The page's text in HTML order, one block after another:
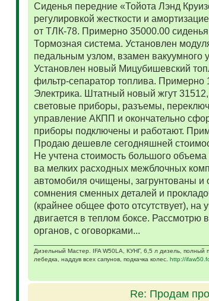
Сиденья передние «Тойота Лэнд
регулировкой жесткости и
от ТЛК-78. Примерно 35000.00
Тормозная система. Установлен
педальным узлом, взамен вакуумного
Установлен новый Мицубишевский
фильтр-сепаратор топлива. Примерно
Электрика. Штатный новый жгут
световые приборы, разъемы,
управление АКПП и окончательно
приборы подключены и работают.
Продаю дешевле сегодняшней
Не учтена стоимость большого
ва мелких расходных межблочных
автомобиля очищены, загрунтованы
сомнения сменных деталей и
(крайнее общее фото отсутствует), на
двигается в теплом боксе. Рассмотрю
органов, с оговорками...
Дизельный Мастер. IFA W50LA, КУНГ, 6,5 л дизель, полный
лебедка, наддув всех сапунов, подкачка колес. http://
Re: Продам